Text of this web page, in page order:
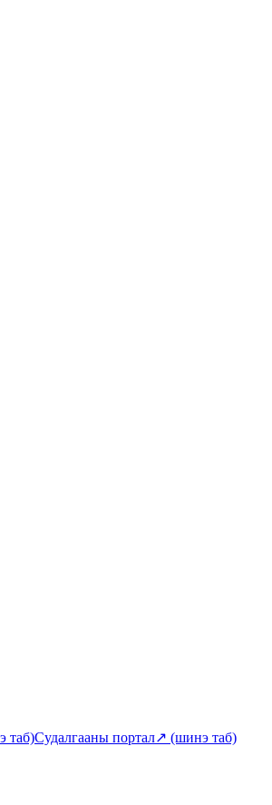
таб)Судалгааны портал↗ (шинэ таб)